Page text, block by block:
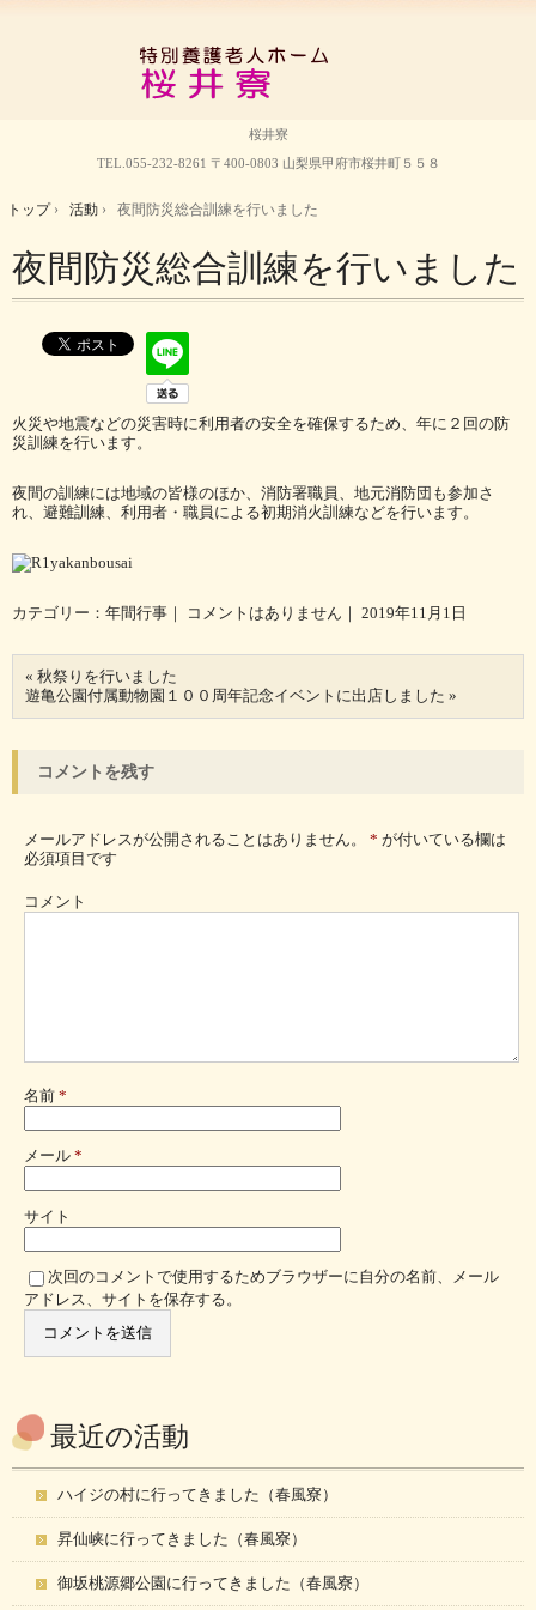
桜井寮
TEL. 055-232-8261 〒400-0803 山梨県甲府市桜井町５５８
トップ› 活動 › 夜間防災総合訓練を行いました
夜間防災総合訓練を行いました
火災や地震などの災害時に利用者の安全を確保するため、年に２回の防
災訓練を行います。
夜間の訓練には地域の皆様のほか、消防署職員、地元消防団も参加さ
れ、避難訓練、利用者・職員による初期消火訓練などを行います。
カテゴリー： 年間行事 ｜ コメントはありません ｜ 2019年11月1日
« 秋祭りを行いました
遊亀公園付属動物園１００周年記念イベントに出店しました »
コメントを残す
メールアドレスが公開されることはありません。 * が付いている欄は
必須項目です
コメント
名前 *
メール *
サイト
次回のコメントで使用するためブラウザーに自分の名前、メール
アドレス、サイトを保存する。
最近の活動
ハイジの村に行ってきました（春風寮）
昇仙峡に行ってきました（春風寮）
御坂桃源郷公園に行ってきました（春風寮）